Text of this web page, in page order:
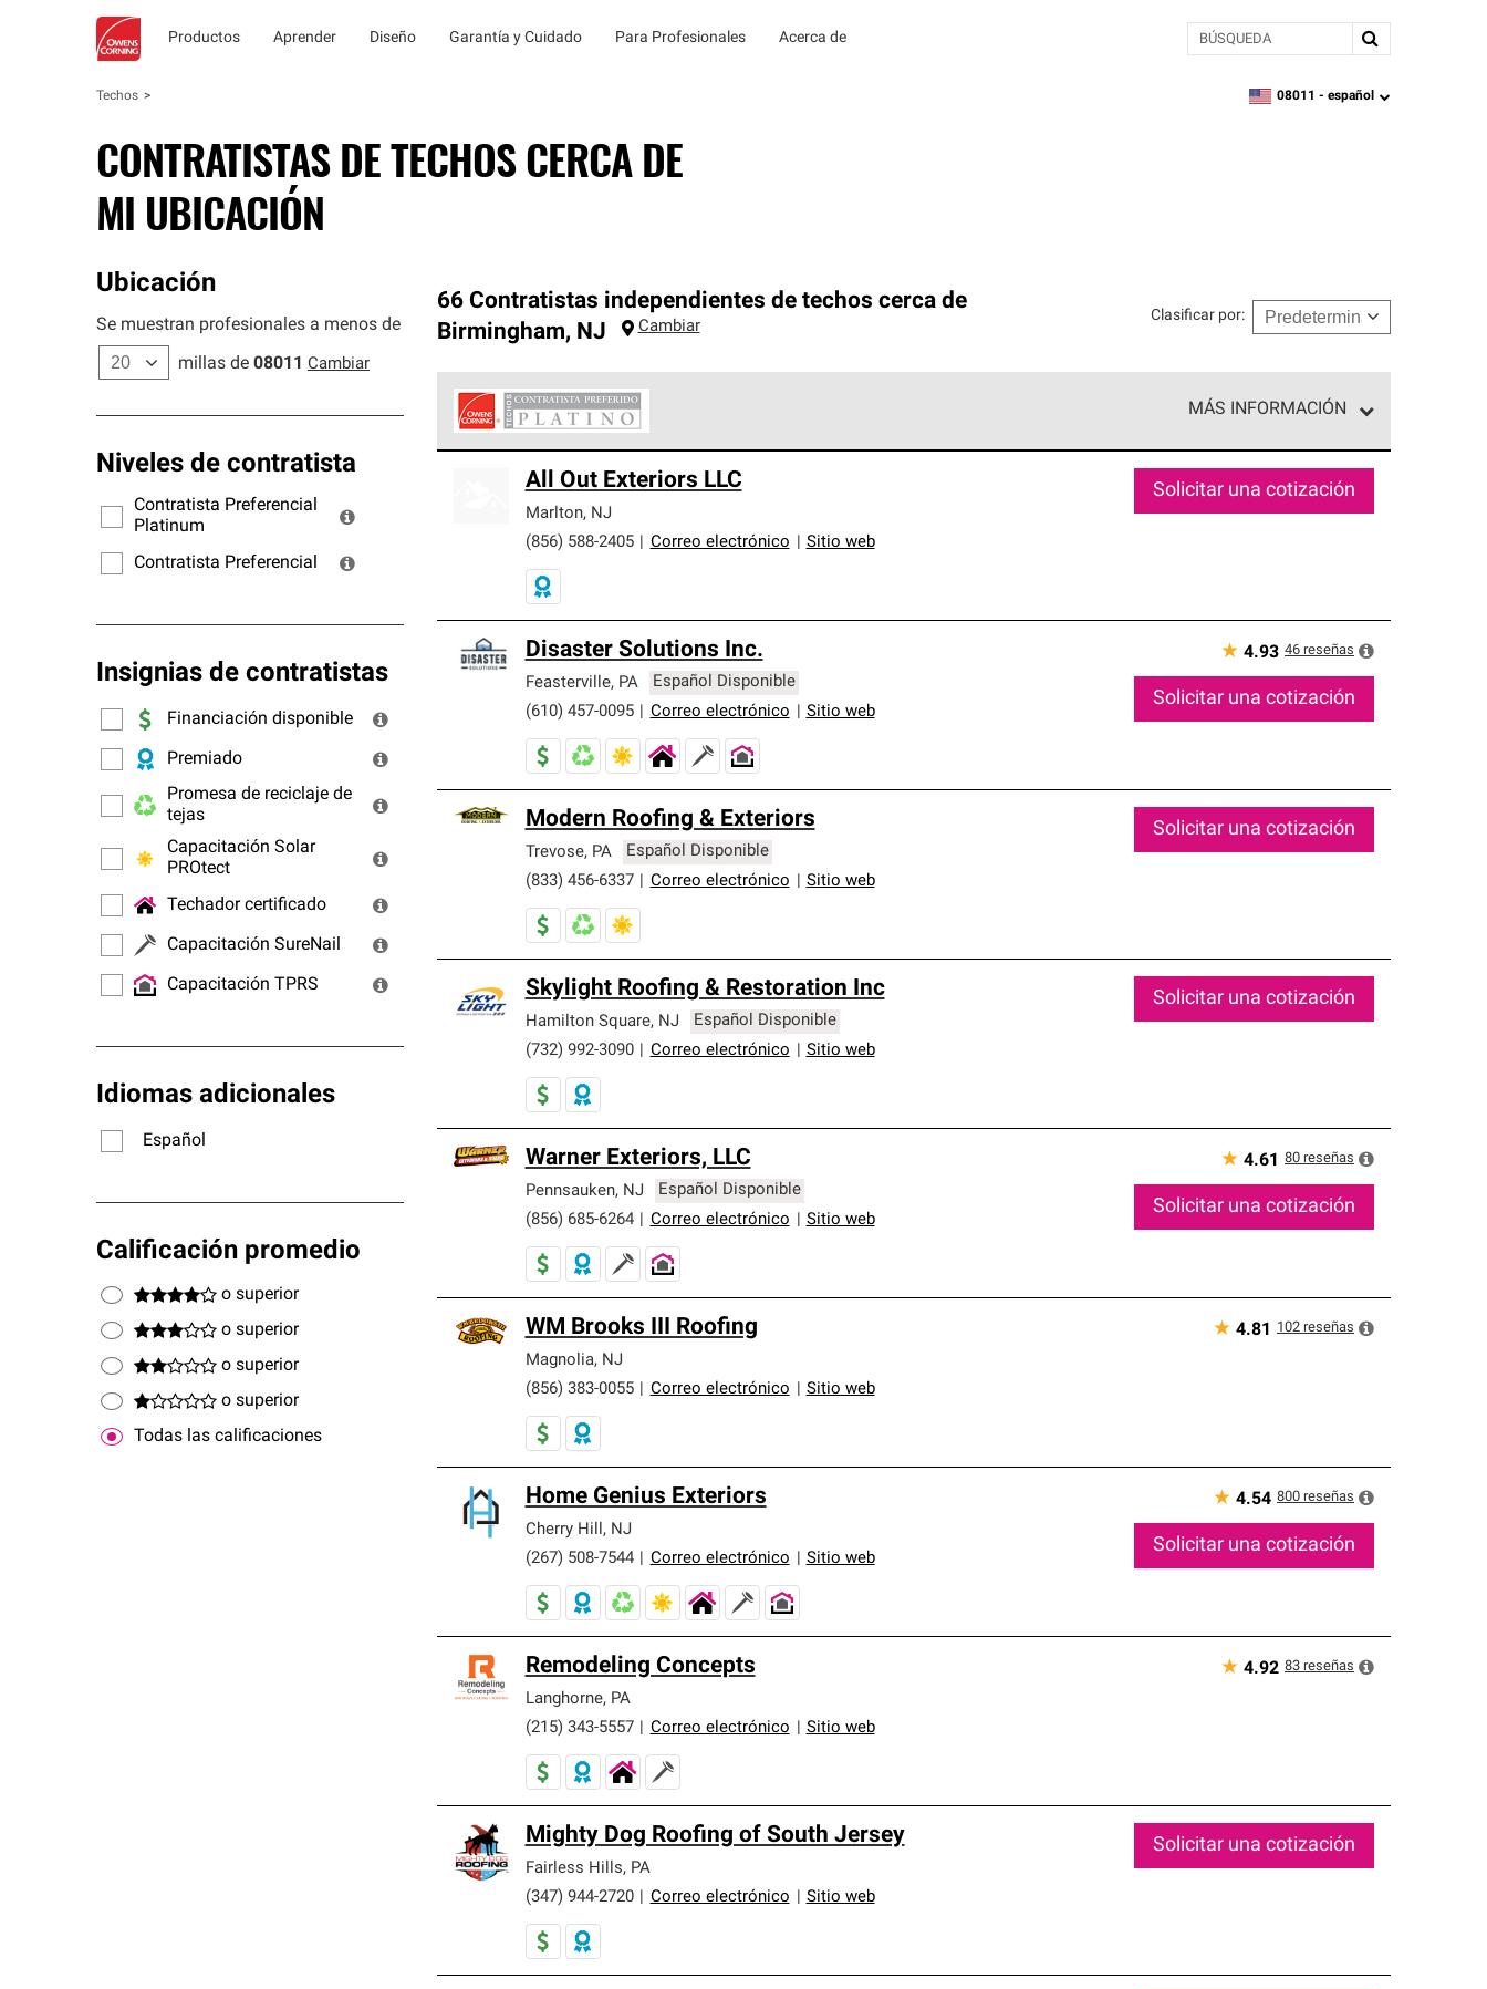
Productos Aprender Diseño Garantía y Cuidado Para Profesionales Acerca de BÚSQUEDA
Techos zipcode, language
08011 - español
CONTRATISTAS DE TECHOS CERCA DE
MI UBICACIÓN
Ubicación
Se muestran profesionales a menos de
millas de 08011 Cambiar
Niveles de contratista
Contratista Preferencial
Platinum
Contratista Preferencial
Insignias de contratistas
Financiación disponible
Premiado
Promesa de reciclaje de
tejas
Capacitación Solar
PROtect
Techador certificado
Capacitación SureNail
Capacitación TPRS
Idiomas adicionales
Español
Calificación promedio
o superior
o superior
o superior
o superior
Todas las calificaciones
66 Contratistas independientes de techos cerca de
Birmingham, NJ Cambiar
Clasificar por:
MÁS INFORMACIÓN
cumplen con estándares estrictos de profesionalismo, confiabilidad y destreza incomparable. Solo ellos pueden
ofrecer nuestra mejor garantía de sistemas de techos.
All Out Exteriors LLC
Marlton, NJ
(856) 588-2405
Correo electrónico Sitio web
Solicitar una cotización
Disaster Solutions Inc.
Feasterville, PA
Español Disponible
(610) 457-0095
Correo electrónico Sitio web
★ 4.93 46 reseñas
Solicitar una cotización
Modern Roofing & Exteriors
Trevose, PA
Español Disponible
(833) 456-6337
Correo electrónico Sitio web
Solicitar una cotización
Skylight Roofing & Restoration Inc
Hamilton Square, NJ
Español Disponible
(732) 992-3090
Correo electrónico Sitio web
Solicitar una cotización
Warner Exteriors, LLC
Pennsauken, NJ
Español Disponible
(856) 685-6264
Correo electrónico Sitio web
★ 4.61 80 reseñas
Solicitar una cotización
WM Brooks III Roofing
Magnolia, NJ
(856) 383-0055
Correo electrónico Sitio web
★ 4.81 102 reseñas
Home Genius Exteriors
Cherry Hill , NJ
(267) 508-7544
Correo electrónico Sitio web
★ 4.54 800 reseñas
Solicitar una cotización
Remodeling Concepts
Langhorne, PA
(215) 343-5557
Correo electrónico Sitio web
★ 4.92 83 reseñas
Mighty Dog Roofing of South Jersey
Fairless Hills, PA
(347) 944-2720
Correo electrónico Sitio web
Solicitar una cotización